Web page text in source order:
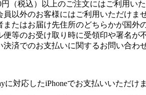
（税込）以上のご注文にはご利用いた
以外のお客様にはご利用いただけませ
たはお届け先住所のどちらかが国外
等のお受け取り時に受領印や署名が
済でのお支払いに関するお問い合わ
に対応したiPhoneでお支払いいただけま